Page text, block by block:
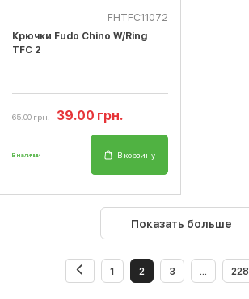
FHTFC11072
Крючки Fudo Chino W/Ring
TFC 2
65.00 грн. 39.00 грн.
В наличии В корзину
Показать больше
1 2 3 ... 228